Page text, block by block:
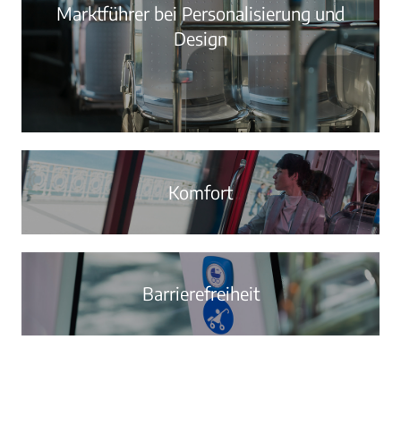
Marktführer bei Personalisierung und
Design
Komfort
Barrierefreiheit